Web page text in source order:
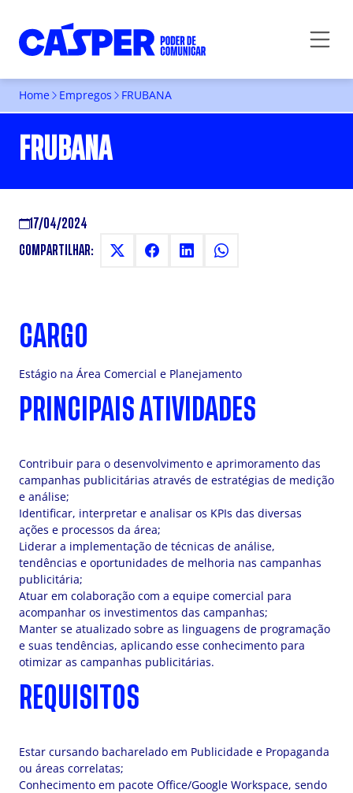
Home Empregos FRUBANA
FRUBANA
17/04/2024
COMPARTILHAR:
CARGO
Estágio na Área Comercial e Planejamento
PRINCIPAIS ATIVIDADES
Contribuir para o desenvolvimento e aprimoramento das
campanhas publicitárias através de estratégias de medição
e análise;
Identificar, interpretar e analisar os KPIs das diversas
ações e processos da área;
Liderar a implementação de técnicas de análise,
tendências e oportunidades de melhoria nas campanhas
publicitária;
Atuar em colaboração com a equipe comercial para
acompanhar os investimentos das campanhas;
Manter se atualizado sobre as linguagens de programação
e suas tendências, aplicando esse conhecimento para
otimizar as campanhas publicitárias.
REQUISITOS
Estar cursando bacharelado em Publicidade e Propaganda
ou áreas correlatas;
Conhecimento em pacote Office/Google Workspace, sendo